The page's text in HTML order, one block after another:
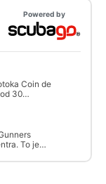
Powered by
Coin de
30
To je